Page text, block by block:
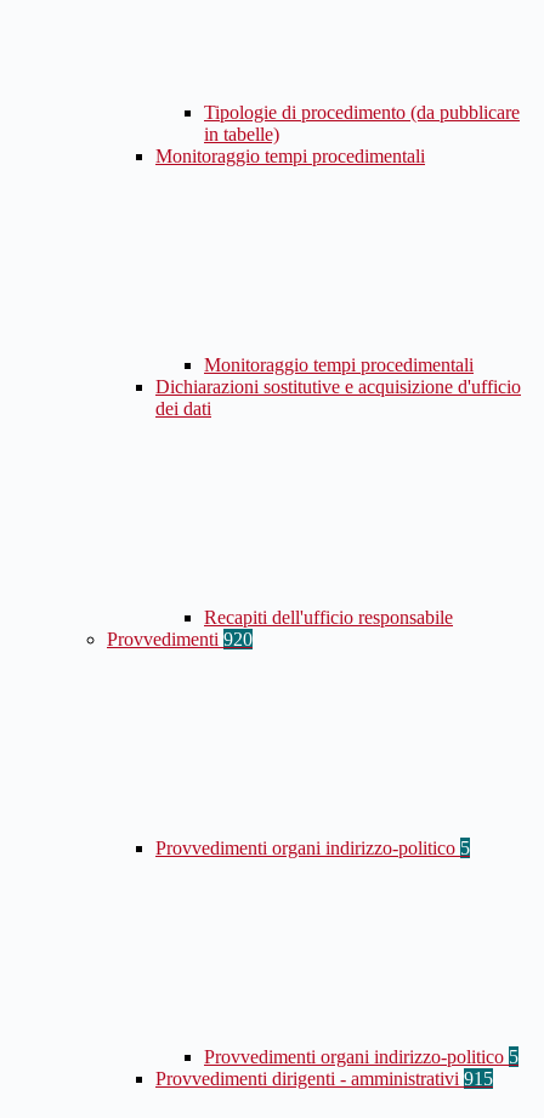
Tipologie di procedimento (da pubblicare
in tabelle)
Monitoraggio tempi procedimentali
Monitoraggio tempi procedimentali
Dichiarazioni sostitutive e acquisizione d'ufficio
dei dati
Recapiti dell'ufficio responsabile
Provvedimenti 920
Provvedimenti organi indirizzo-politico 5
Provvedimenti organi indirizzo-politico 5
Provvedimenti dirigenti - amministrativi 915